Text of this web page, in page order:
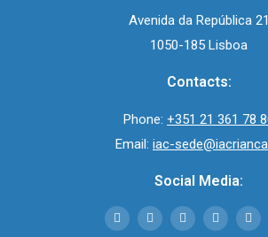
Avenida da República 21
1050-185 Lisboa
Contacts:
Phone: +351 21 361 78
Email: iac-
Social Media: